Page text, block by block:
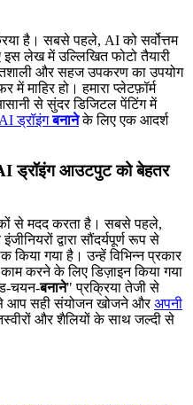
है। सबसे पहले, AI को सर्वोत्तम
लेख में उल्लिखित फोटो तैयारी
और सहज उपकरण का उपयोग
माहिर हो। हमारा प्लेटफ़ॉर्म
से सुंदर डिजिटल पेंटिंग में
AI ड्रॉइंगबनानेके लिए एक आदर्श
ड्रॉइंग आउटपुट को बेहतर
से मदद करता है। सबसे पहले,
द्वारा सौंदर्यपूर्ण रूप से
किया गया है। उन्हें विभिन्न प्रकार
करने के लिए डिज़ाइन किया गया
चयन-बनाने" प्रक्रिया तेजी से
आप सही संयोजन खोजने औरअपनी
और शैलियों के साथ जल्दी से